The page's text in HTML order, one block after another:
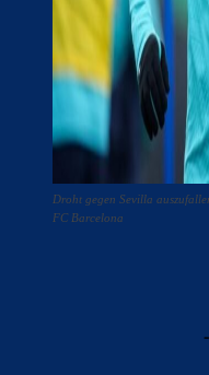
Droht gegen Sevilla
FC Barcelona